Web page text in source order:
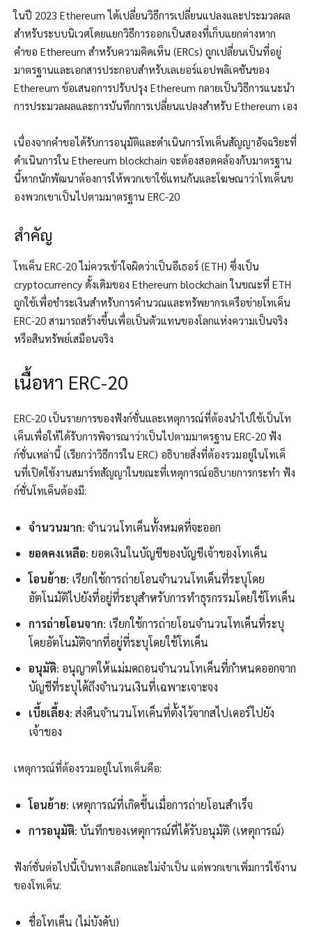
ในปี 2023 Ethereum ได้เปลี่ยนวิธีการเปลี่ยนแปลงและประมวลผล
สำหรับระบบนิเวศโดยแยกวิธีการออกเป็นสองที่เก็บแยกต่างหาก
คำขอ Ethereum สำหรับความคิดเห็น (ERCs) ถูกเปลี่ยนเป็นที่อยู่
มาตรฐานและเอกสารประกอบสำหรับเลเยอร์แอปพลิเคชันของ
Ethereum ข้อเสนอการปรับปรุง Ethereum กลายเป็นวิธีการแนะนำ
การประมวลผลและการบันทึกการเปลี่ยนแปลงสำหรับ Ethereum เอง
เนื่องจากคำขอได้รับการอนุมัติและดำเนินการโทเค็นสัญญาอัจฉริยะที่
ดำเนินการใน Ethereum blockchain จะต้องสอดคล้องกับมาตรฐาน
นี้หากนักพัฒนาต้องการให้พวกเขาใช้แทนกันและโฆษณาว่าโทเค็นข
องพวกเขาเป็นไปตามมาตรฐาน ERC-20
สำคัญ
โทเค็น ERC-20 ไม่ควรเข้าใจผิดว่าเป็นอีเธอร์ (ETH) ซึ่งเป็น
cryptocurrency ดั้งเดิมของ Ethereum blockchain ในขณะที่ ETH
ถูกใช้เพื่อชำระเงินสำหรับการคำนวณและทรัพยากรเครือข่ายโทเค็น
ERC-20 สามารถสร้างขึ้นเพื่อเป็นตัวแทนของโลกแห่งความเป็นจริง
หรือสินทรัพย์เสมือนจริง
เนื้อหา ERC-20
ERC-20 เป็นรายการของฟังก์ชั่นและเหตุการณ์ที่ต้องนำไปใช้เป็นโท
เค็นเพื่อให้ได้รับการพิจารณาว่าเป็นไปตามมาตรฐาน ERC-20 ฟัง
ก์ชั่นเหล่านี้ (เรียกว่าวิธีการใน ERC) อธิบายสิ่งที่ต้องรวมอยู่ในโทเค็
นที่เปิดใช้งานสมาร์ทสัญญาในขณะที่เหตุการณ์อธิบายการกระทำ ฟัง
ก์ชั่นโทเค็นต้องมี:
จำนวนมาก: จำนวนโทเค็นทั้งหมดที่จะออก
ยอดคงเหลือ: ยอดเงินในบัญชีของบัญชีเจ้าของโทเค็น
โอนย้าย: เรียกใช้การถ่ายโอนจำนวนโทเค็นที่ระบุโดย
อัตโนมัติไปยังที่อยู่ที่ระบุสำหรับการทำธุรกรรมโดยใช้โทเค็น
การถ่ายโอนจาก: เรียกใช้การถ่ายโอนจำนวนโทเค็นที่ระบุ
โดยอัตโนมัติจากที่อยู่ที่ระบุโดยใช้โทเค็น
อนุมัติ: อนุญาตให้แม่มดถอนจำนวนโทเค็นที่กำหนดออกจาก
บัญชีที่ระบุได้ถึงจำนวนเงินที่เฉพาะเจาะจง
เบี้ยเลี้ยง: ส่งคืนจำนวนโทเค็นที่ตั้งไว้จากสไปเดอร์ไปยัง
เจ้าของ
เหตุการณ์ที่ต้องรวมอยู่ในโทเค็นคือ:
โอนย้าย: เหตุการณ์ที่เกิดขึ้นเมื่อการถ่ายโอนสำเร็จ
การอนุมัติ: บันทึกของเหตุการณ์ที่ได้รับอนุมัติ (เหตุการณ์)
ฟังก์ชั่นต่อไปนี้เป็นทางเลือกและไม่จำเป็น แต่พวกเขาเพิ่มการใช้งาน
ของโทเค็น:
ชื่อโทเค็น (ไม่บังคับ)